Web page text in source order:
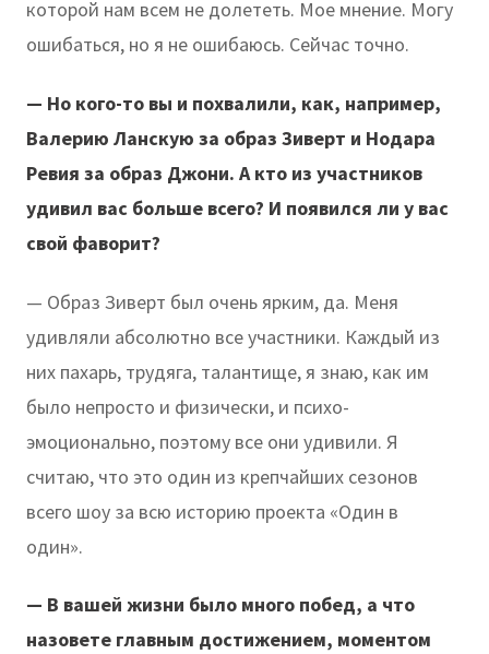
которой нам всем не долететь. Мое мнение. Могу
ошибаться, но я не ошибаюсь. Сейчас точно.
— Но кого-то вы и похвалили, как, например,
Валерию Ланскую за образ Зиверт и Нодара
Ревия за образ Джони. А кто из участников
удивил вас больше всего? И появился ли у вас
свой фаворит?
— Образ Зиверт был очень ярким, да. Меня
удивляли абсолютно все участники. Каждый из
них пахарь, трудяга, талантище, я знаю, как им
было непросто и физически, и психо-
эмоционально, поэтому все они удивили. Я
считаю, что это один из крепчайших сезонов
всего шоу за всю историю проекта «Один в
один».
— В вашей жизни было много побед, а что
назовете главным достижением, моментом